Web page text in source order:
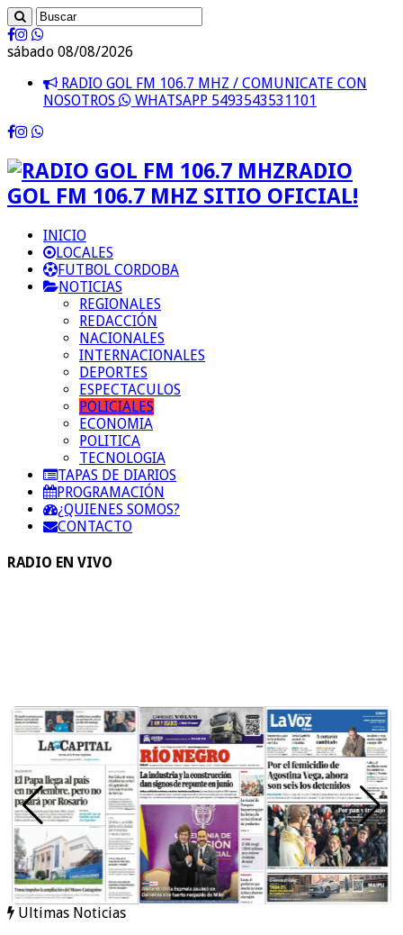
sábado 08/08/2026
RADIO GOL FM 106.7 MHZ / COMUNICATE CON
NOSOTROS
WHATSAPP 5493543531101
RADIO
GOL FM 106.7 MHZ SITIO OFICIAL!
INICIO
LOCALES
FUTBOL CORDOBA
NOTICIAS
REGIONALES
REDACCIÓN
NACIONALES
INTERNACIONALES
DEPORTES
ESPECTACULOS
POLICIALES
ECONOMIA
POLITICA
TECNOLOGIA
TAPAS DE DIARIOS
PROGRAMACIÓN
¿QUIENES SOMOS?
CONTACTO
RADIO EN VIVO
Ultimas Noticias